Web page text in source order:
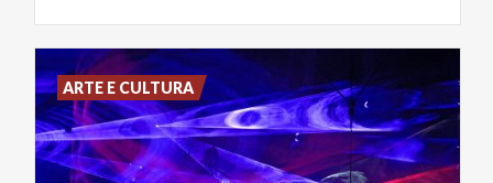
ARTE E CULTURA